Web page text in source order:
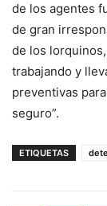
de los agentes
de gran
de los
trabajando y
preventivas
seguro”.
ETIQUETAS